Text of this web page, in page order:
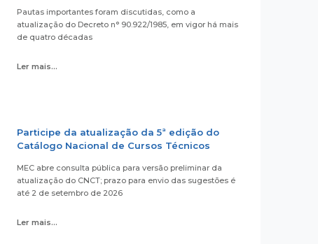
Pautas importantes foram discutidas, como a
atualização do Decreto n° 90.922/1985, em vigor há mais
de quatro décadas
Ler mais...
Participe da atualização da 5ª edição do
Catálogo Nacional de Cursos Técnicos
MEC abre consulta pública para versão preliminar da
atualização do CNCT; prazo para envio das sugestões é
até 2 de setembro de 2026
Ler mais...